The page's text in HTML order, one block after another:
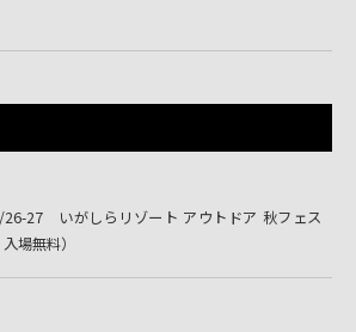
27 いがしらリゾート アウトドア 秋フェス
場無料）